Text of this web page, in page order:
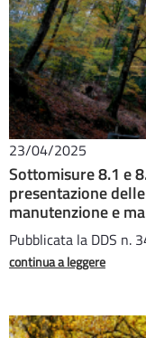
23/04/2025
Sottomisure 8.1 e
presentazione
manutenzione e
Pubblicata la DDS n.
continua a leggere